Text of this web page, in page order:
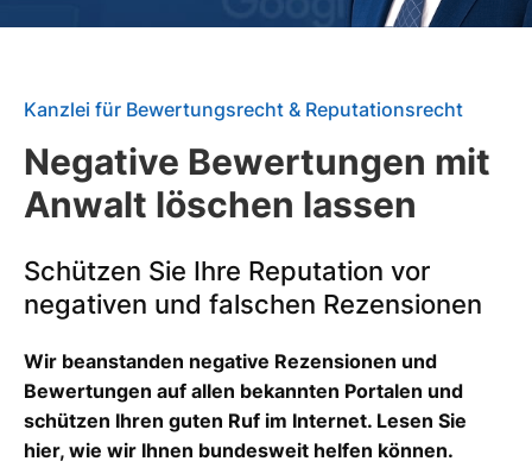
Kanzlei für Bewertungsrecht & Reputationsrecht
Negative Bewertungen mit
Anwalt löschen lassen
Schützen Sie Ihre Reputation vor
negativen und falschen Rezensionen
Wir beanstanden negative Rezensionen und
Bewertungen auf allen bekannten Portalen und
schützen Ihren guten Ruf im Internet. Lesen Sie
hier, wie wir Ihnen bundesweit helfen können.